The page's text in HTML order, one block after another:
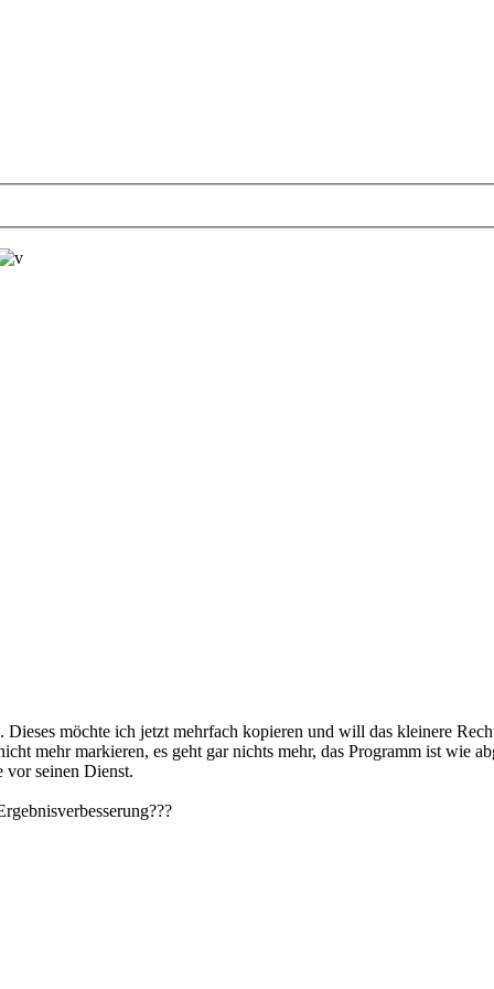
möchte ich jetzt mehrfach kopieren und will das kleinere
mehr markieren, es geht gar nichts mehr, das Programm ist wie
vor seinen Dienst.